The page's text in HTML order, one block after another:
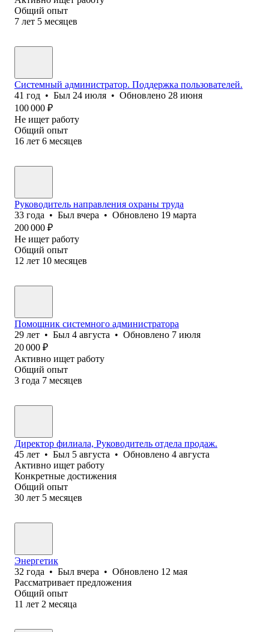
Общий опыт
7 лет 5 месяцев
Системный администратор. Поддержка пользователей.
41 год • Был 24 июля • Обновлено 28 июня
100 000 ₽
Не ищет работу
Общий опыт
16 лет 6 месяцев
Руководитель направления охраны труда
33 года • Был вчера • Обновлено 19 марта
200 000 ₽
Не ищет работу
Общий опыт
12 лет 10 месяцев
Помощник системного администратора
29 лет • Был 4 августа • Обновлено 7 июля
20 000 ₽
Активно ищет работу
Общий опыт
3 года 7 месяцев
Директор филиала, Руководитель отдела продаж.
45 лет • Был 5 августа • Обновлено 4 августа
Активно ищет работу
Конкретные достижения
Общий опыт
30 лет 5 месяцев
Энергетик
32 года • Был вчера • Обновлено 12 мая
Рассматривает предложения
Общий опыт
11 лет 2 месяца